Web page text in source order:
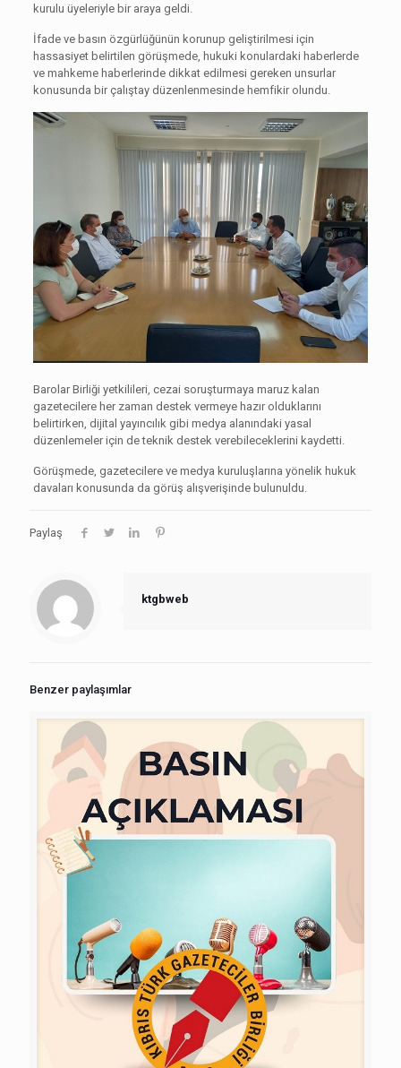
kurulu üyeleriyle bir araya geldi.
İfade ve basın özgürlüğünün korunup geliştirilmesi için
hassasiyet belirtilen görüşmede, hukuki konulardaki haberlerde
ve mahkeme haberlerinde dikkat edilmesi gereken unsurlar
konusunda bir çalıştay düzenlenmesinde hemfikir olundu.
Barolar Birliği yetkilileri, cezai soruşturmaya maruz kalan
gazetecilere her zaman destek vermeye hazır olduklarını
belirtirken, dijital yayıncılık gibi medya alanındaki yasal
düzenlemeler için de teknik destek verebileceklerini kaydetti.
Görüşmede, gazetecilere ve medya kuruluşlarına yönelik hukuk
davaları konusunda da görüş alışverişinde bulunuldu.
Paylaş
ktgbweb
Benzer paylaşımlar